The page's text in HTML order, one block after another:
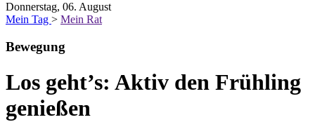
Donnerstag, 06. August
Mein Tag > Mein Rat
Bewegung
Los geht’s: Aktiv den Frühling
genießen